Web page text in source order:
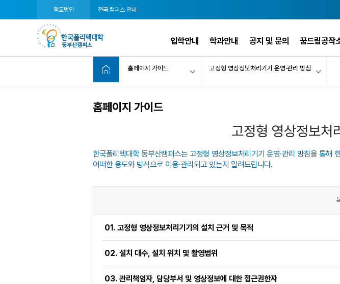
학교법인 전국 캠퍼스 안내
입학안내 학과안내 공지 및 문의 꿈드림공작
홈페이지 가이드 고정형 영상정보처리기기 운영·관리 방침
홈페이지 가이드
고정형 영상정보처
한국폴리텍대학 동부산캠퍼스는 고정형 영상정보처리기기 운영·관리 방침을 통해
어떠한 용도와 방식으로 이용·관리되고 있는지 알려드립니다.
01. 고정형 영상정보처리기기의 설치 근거 및 목적
02. 설치 대수, 설치 위치 및 촬영범위
03. 관리책임자, 담당부서 및 영상정보에 대한 접근권한자